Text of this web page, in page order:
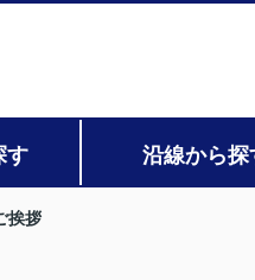
す 沿線から探
挨拶